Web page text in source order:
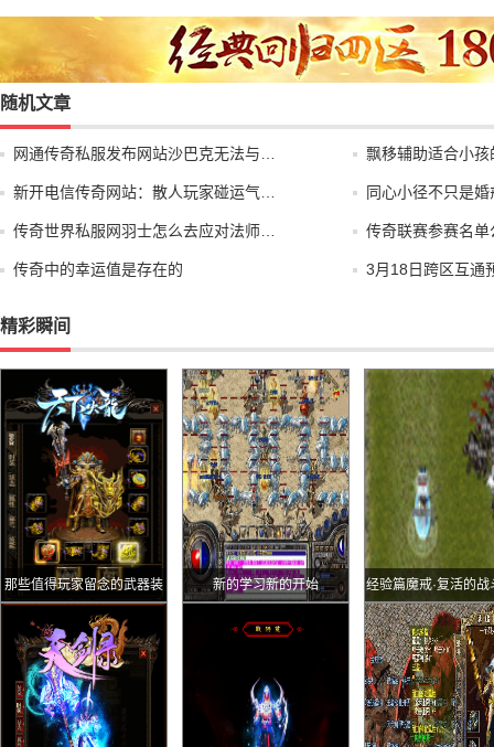
随机文章
网通传奇私服发布网站沙巴克无法与… 飘移辅助适合小
新开电信传奇网站：散人玩家碰运气… 同心小径不只是
传奇世界私服网羽士怎么去应对法师… 传奇联赛参赛名单
传奇中的幸运值是存在的 3月18日跨区互通
精彩瞬间
那些值得玩家留念的武器装
备你曾拥有吗
新的学习新的开始 经验篇魔戒·复活的战
心得分享